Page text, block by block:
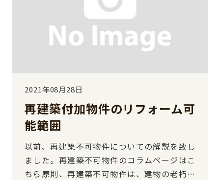
2021年08月28日
再建築付加物件のリフォーム可
能範囲
以前、再建築不可物件についての解説を致し
ました。再建築不可物件のコラムページはこ
ちら原則、再建築不可物件は、建物の老朽化